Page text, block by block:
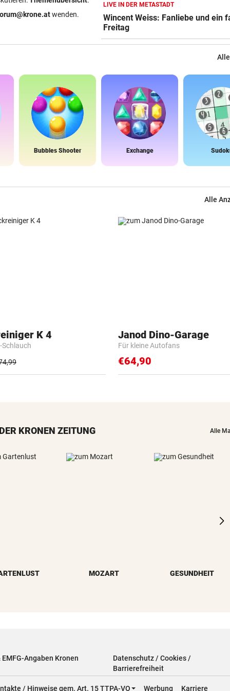
wenden.
WANDERER AUSGEFLOGEN
Wieder Muren nach
Dramatik im Valser Tal
vor
den Cut vorzeitig
SCHRIEB WM-GESCHICHTE vor 8
Bayern kassiert Millionen –
Transfer-Clou
LIVE IN DER METASTADT
Wincent Weiss: Fanliebe und ein
Freitag
Bubbles Shooter Exchange
Alle
K 4
Schlauch
Janod Dino-Garage
Für kleine Autofans
€64,90
KRONEN ZEITUNG Alle
MOZART GESUNDHEIT
Angaben Kronen
Datenschutz / Cookies /
Barrierefreiheit
/ Hinweise gem. Art. 15 TTPA-VO Werbung Karriere